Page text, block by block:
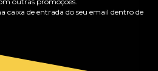
caixa de entrada do seu email dentro de